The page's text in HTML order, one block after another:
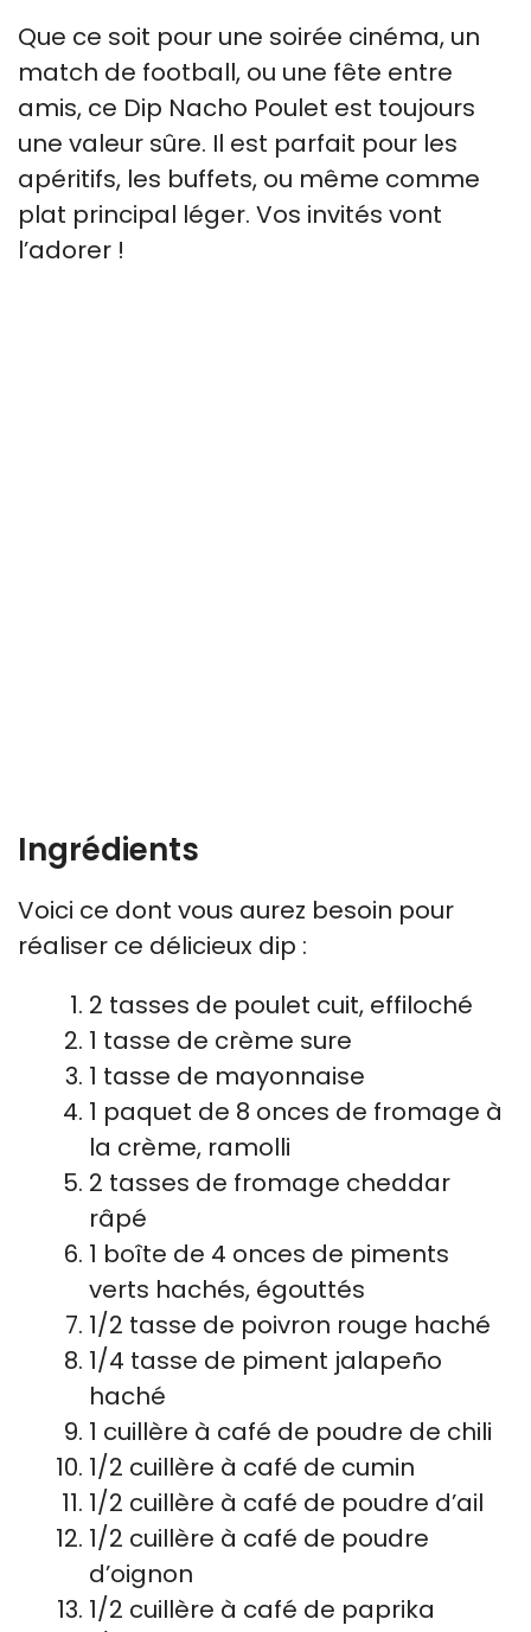
Que ce soit pour une soirée cinéma, un
match de football, ou une fête entre
amis, ce Dip Nacho Poulet est toujours
une valeur sûre. Il est parfait pour les
apéritifs, les buffets, ou même comme
plat principal léger. Vos invités vont
l’adorer !
Ingrédients
Voici ce dont vous aurez besoin pour
réaliser ce délicieux dip :
2 tasses de poulet cuit, effiloché
1 tasse de crème sure
1 tasse de mayonnaise
1 paquet de 8 onces de fromage à
la crème, ramolli
2 tasses de fromage cheddar
râpé
1 boîte de 4 onces de piments
verts hachés, égouttés
1/2 tasse de poivron rouge haché
1/4 tasse de piment jalapeño
haché
1 cuillère à café de poudre de chili
1/2 cuillère à café de cumin
1/2 cuillère à café de poudre d’ail
1/2 cuillère à café de poudre
d’oignon
1/2 cuillère à café de paprika